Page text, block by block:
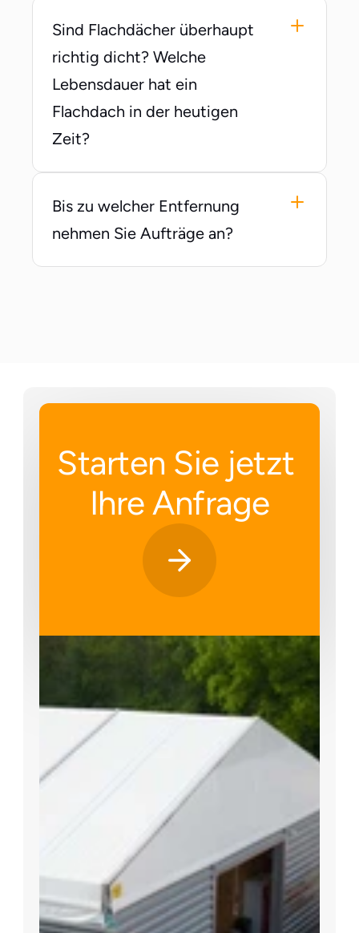
Sind Flachdächer überhaupt
richtig dicht? Welche
Lebensdauer hat ein
Flachdach in der heutigen
Zeit?
Bis zu welcher Entfernung
nehmen Sie Aufträge an?
Starten Sie jetzt
Ihre Anfrage